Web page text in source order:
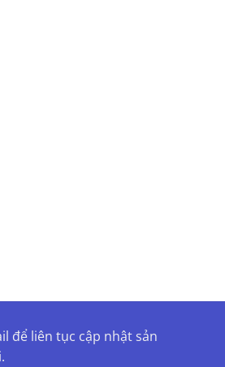
để liên tục cập nhật sản